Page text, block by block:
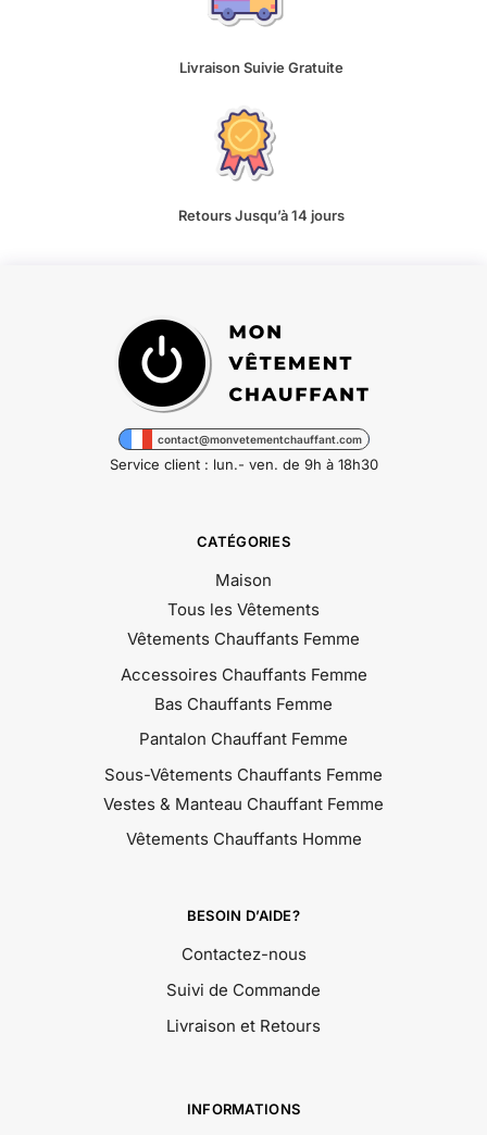
Livraison Suivie Gratuite
Retours Jusqu’à 14 jours
contact@monvetementchauffant.com
Service client : lun.- ven. de 9h à 18h30
CATÉGORIES
Maison
Tous les Vêtements
Vêtements Chauffants Femme
Accessoires Chauffants Femme
Bas Chauffants Femme
Pantalon Chauffant Femme
Sous-Vêtements Chauffants Femme
Vestes & Manteau Chauffant Femme
Vêtements Chauffants Homme
BESOIN D’AIDE?
Contactez-nous
Suivi de Commande
Livraison et Retours
INFORMATIONS